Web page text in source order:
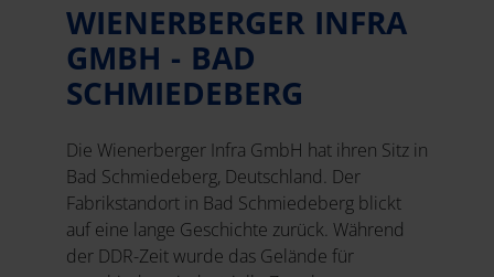
WIENERBERGER INFRA
GMBH - BAD
SCHMIEDEBERG
Die Wienerberger Infra GmbH hat ihren Sitz in
Bad Schmiedeberg, Deutschland. Der
Fabrikstandort in Bad Schmiedeberg blickt
auf eine lange Geschichte zurück. Während
der DDR-Zeit wurde das Gelände für